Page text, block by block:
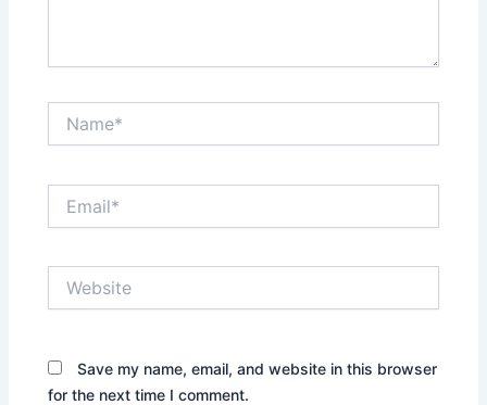
Save my name, email, and website in this browser
for the next time I comment.